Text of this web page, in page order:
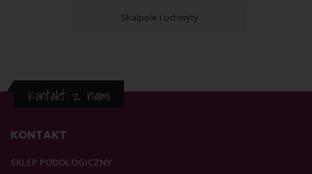
Skalpele i uchwyty
Kontakt z nami
KONTAKT
SKLEP PODOLOGICZNY